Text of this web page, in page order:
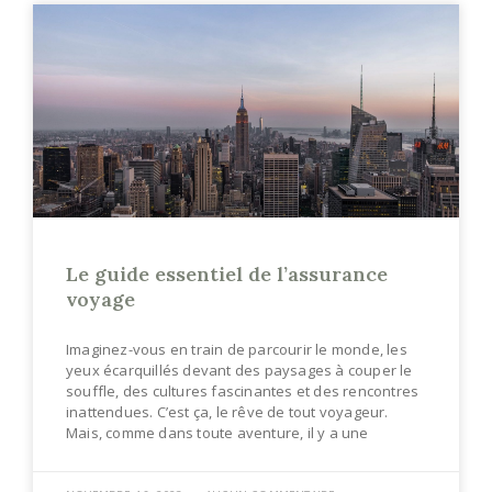
Le guide essentiel de l’assurance
voyage
Imaginez-vous en train de parcourir le monde, les
yeux écarquillés devant des paysages à couper le
souffle, des cultures fascinantes et des rencontres
inattendues. C’est ça, le rêve de tout voyageur.
Mais, comme dans toute aventure, il y a une